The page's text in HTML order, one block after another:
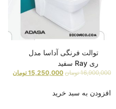
توالت فرنگی آداسا مدل
ری Ray سفید
16,900,000 تومان 15,250,000 تومان
افزودن به سبد خرید